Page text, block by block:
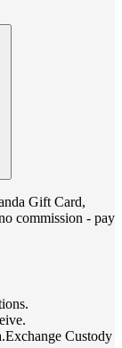
Gift Card,
commission - pay
Custody